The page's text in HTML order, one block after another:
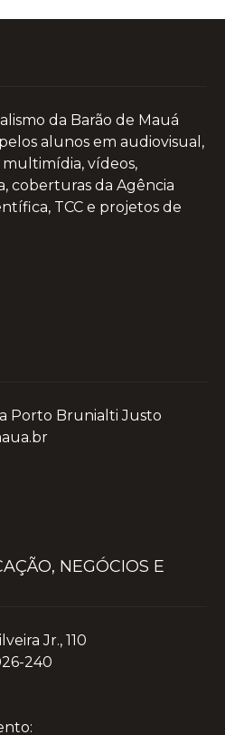
da Barão de Mauá
alunos em audiovisual,
multimídia, vídeos,
coberturas da Agência
TCC e projetos de
Porto Brunialti Justo
NEGÓCIOS E
Jr., 110
240